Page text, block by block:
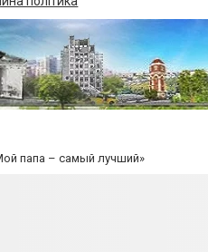
папа – самый лучший»